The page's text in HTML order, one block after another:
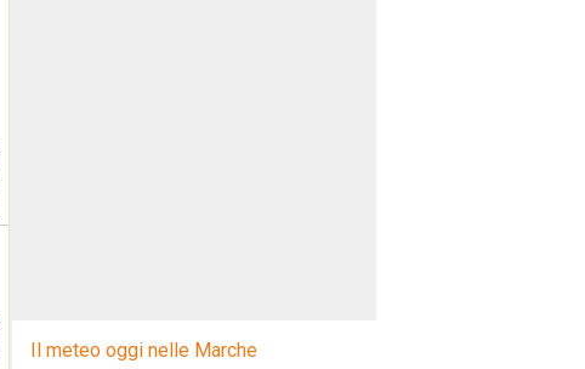
Il meteo oggi nelle Marche